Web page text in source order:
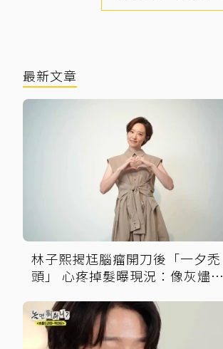
最新文章
林子熙揭尪腦瘤開刀後「一夕禿
頭」 心疼掉髮曝現況：像灰燼一